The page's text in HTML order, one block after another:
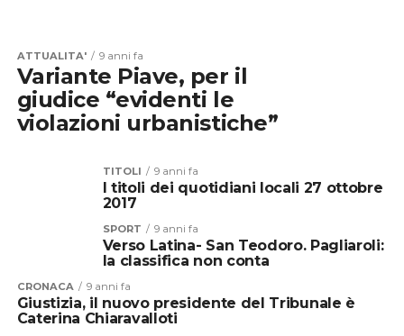
ATTUALITA' 9 anni fa
Variante Piave, per il
giudice “evidenti le
violazioni urbanistiche”
TITOLI 9 anni fa
I titoli dei quotidiani locali 27 ottobre
2017
SPORT 9 anni fa
Verso Latina- San Teodoro. Pagliaroli:
la classifica non conta
CRONACA 9 anni fa
Giustizia, il nuovo presidente del Tribunale è
Caterina Chiaravalloti